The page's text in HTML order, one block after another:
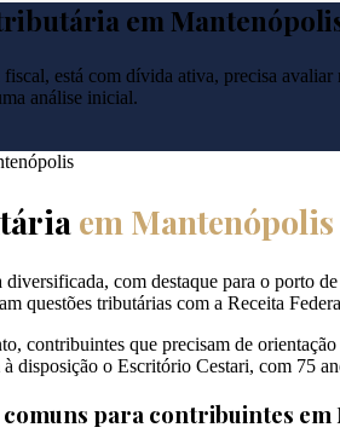
em
está com dívida ativa, precisa
análise inicial.
emMantenópolis
com destaque para o porto
questões tributárias com a Receita
contribuintes que precisam de
disposição o Escritório Cestari, com 75
para contribuintes em